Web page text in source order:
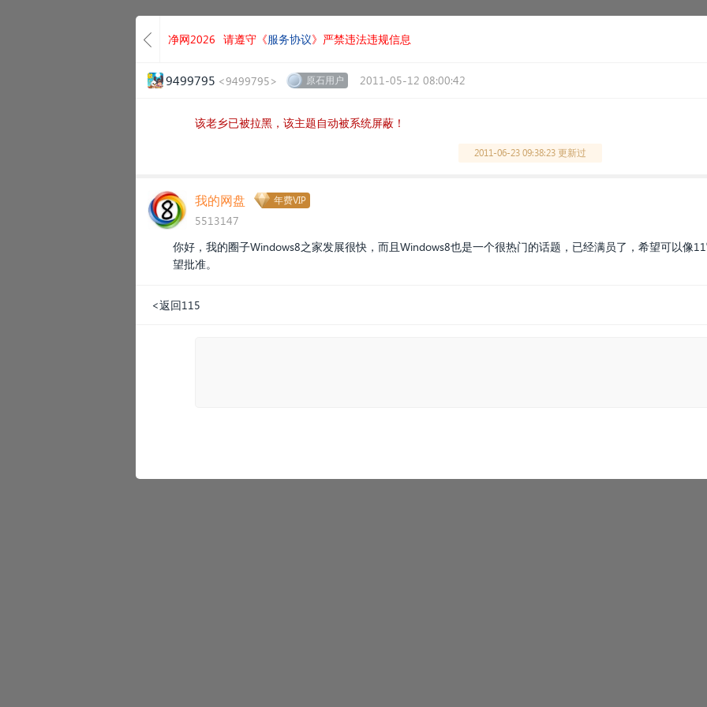
净网2026 请遵守《服务协议》严禁违法违规信息
9499795 <9499795> 原石用户 2011-05-12 08:00:42
该老乡已被拉黑，该主题自动被系统屏蔽！
2011-06-23 09:38:23 更新过
我的网盘 年费VIP
5513147
你好，我的圈子Windows8之家发展很快，而且Windows8也是一个很热门的话题，已经满员了，希望可以像
望批准。
<返回115